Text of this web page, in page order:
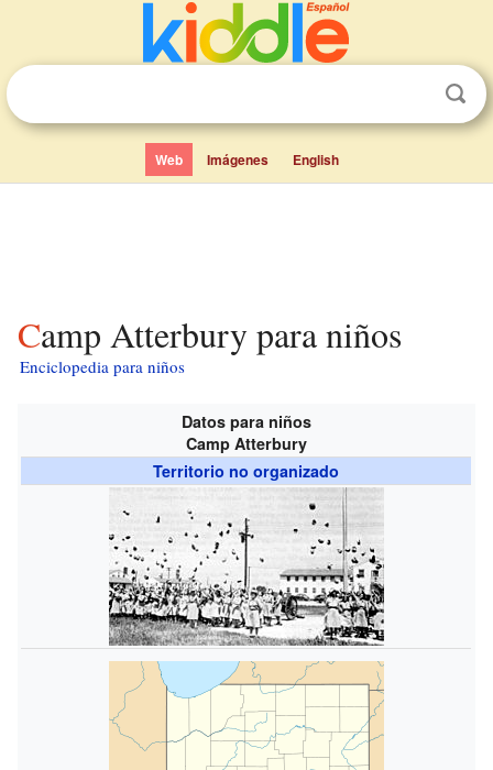
Web Imágenes English
Camp Atterbury para niños
Enciclopedia para niños
Datos para niños
Camp Atterbury
Territorio no organizado